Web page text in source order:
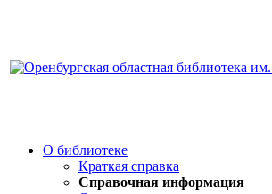
О библиотеке
Краткая справка
Справочная информация